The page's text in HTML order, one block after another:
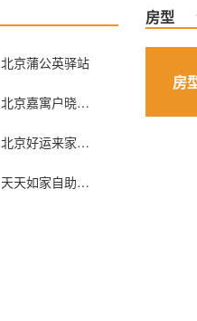
北京蒲公英驿站
北京嘉寓户晓酒店式公寓（原家喻户晓酒店式公寓）
北京好运来家庭旅馆
天天如家自助服务式公寓（北京苏州街店）
房型
房